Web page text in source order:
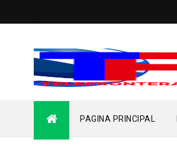
PAGINA PRINCIPAL